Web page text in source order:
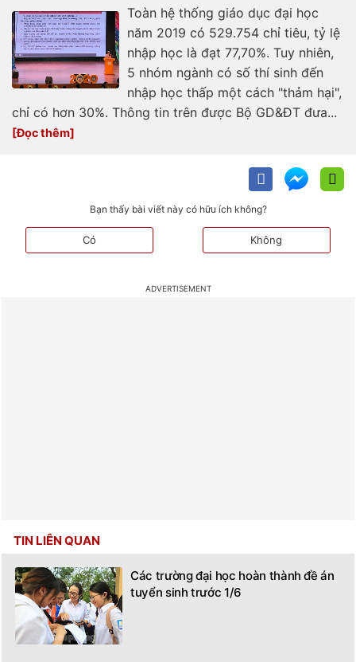
Toàn hệ thống giáo dục đại học
năm 2019 có 529.754 chỉ tiêu, tỷ lệ
nhập học là đạt 77,70%. Tuy nhiên,
5 nhóm ngành có số thí sinh đến
nhập học thấp một cách "thảm hại",
chỉ có hơn 30%. Thông tin trên được Bộ GD&ĐT đưa...
Bạn thấy bài viết này có hữu ích không?
Có Không
TIN LIÊN QUAN
Các trường đại học hoàn thành đề án
tuyển sinh trước 1/6